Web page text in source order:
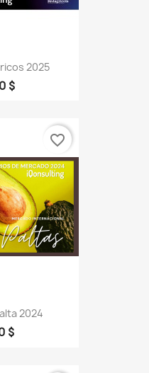
2025
$
2024
$
favorite_border